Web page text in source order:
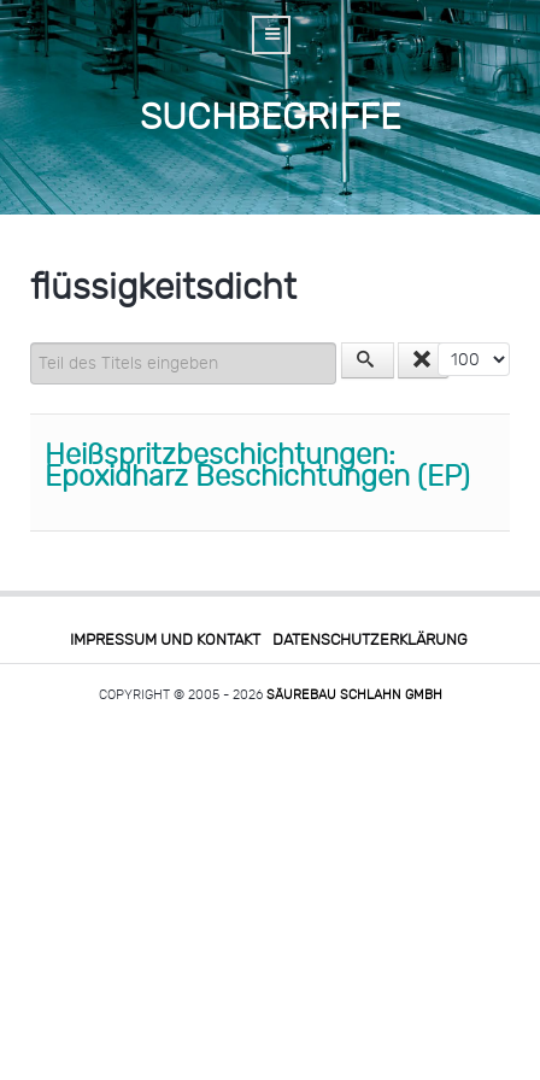
SUCHBEGRIFFE
flüssigkeitsdicht
Teil des Titels eingeben Anzeige #
Heißspritzbeschichtungen:
Epoxidharz Beschichtungen (EP)
IMPRESSUM UND KONTAKT DATENSCHUTZERKLÄRUNG
COPYRIGHT © 2005 - 2026 SÄUREBAU SCHLAHN GMBH